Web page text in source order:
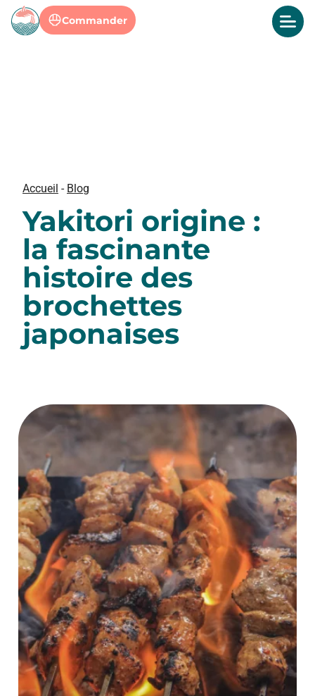
Commander
Accueil - Blog
Yakitori origine :
la fascinante
histoire des
brochettes
japonaises